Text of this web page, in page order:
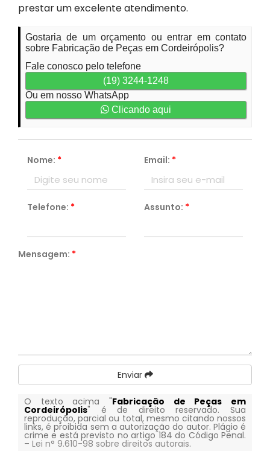
prestar um excelente atendimento.
Gostaria de um orçamento ou entrar em contato
sobre Fabricação de Peças em Cordeirópolis?
Fale conosco pelo telefone
(19) 3244-1248
Ou em nosso WhatsApp
Clicando aqui
Nome: * Email: *
Telefone: * Assunto: *
Mensagem: *
Enviar
O texto acima "Fabricação de Peças em
Cordeirópolis" é de direito reservado. Sua
reprodução, parcial ou total, mesmo citando nossos
links, é proibida sem a autorização do autor. Plágio é
crime e está previsto no artigo 184 do Código Penal.
– Lei n° 9.610-98 sobre direitos autorais.